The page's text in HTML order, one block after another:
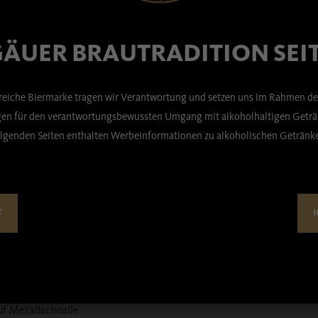
BRAUTRADITION
Biermarke tragen wir Verantwortung und setzen uns im Rahmen
für den verantwortungsbewussten Umgang mit alkoholhaltigen
Seiten enthalten Werbeinformationen zu alkoholischen
dritte Brauerei
) – Bayern
unsere-
Front Panelen
Metallschnalle